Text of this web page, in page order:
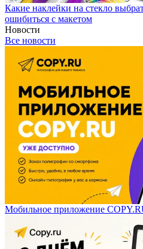
Какие наклейки на стекло
ошибиться с макетом
Новости
Все новости
Мобильное приложение